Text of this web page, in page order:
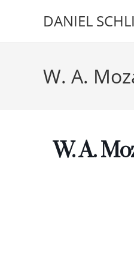
DANIEL
W. A.
W. A.